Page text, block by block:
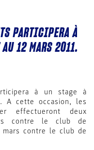
PARTICIPERA À
AU 12 MARS 2011.
à un stage à
A cette occasion, les
effectueront deux
contre le club de
contre le club de